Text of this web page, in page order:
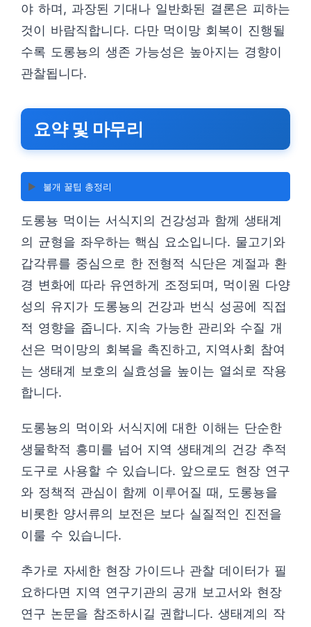
야 하며, 과장된 기대나 일반화된 결론은 피하는
것이 바람직합니다. 다만 먹이망 회복이 진행될
수록 도롱뇽의 생존 가능성은 높아지는 경향이
관찰됩니다.
요약 및 마무리
▶️ 불개 꿀팁 총정리
도롱뇽 먹이는 서식지의 건강성과 함께 생태계
의 균형을 좌우하는 핵심 요소입니다. 물고기와
갑각류를 중심으로 한 전형적 식단은 계절과 환
경 변화에 따라 유연하게 조정되며, 먹이원 다양
성의 유지가 도롱뇽의 건강과 번식 성공에 직접
적 영향을 줍니다. 지속 가능한 관리와 수질 개
선은 먹이망의 회복을 촉진하고, 지역사회 참여
는 생태계 보호의 실효성을 높이는 열쇠로 작용
합니다.
도롱뇽의 먹이와 서식지에 대한 이해는 단순한
생물학적 흥미를 넘어 지역 생태계의 건강 추적
도구로 사용할 수 있습니다. 앞으로도 현장 연구
와 정책적 관심이 함께 이루어질 때, 도롱뇽을
비롯한 양서류의 보전은 보다 실질적인 진전을
이룰 수 있습니다.
추가로 자세한 현장 가이드나 관찰 데이터가 필
요하다면 지역 연구기관의 공개 보고서와 현장
연구 논문을 참조하시길 권합니다. 생태계의 작